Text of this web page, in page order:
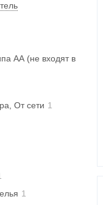
АА (не входят в
От сети 1
1